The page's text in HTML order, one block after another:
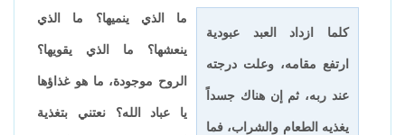
كلما ازداد العبد عبودية
ارتفع مقامه، وعلت درجته
عند ربه، ثم إن هناك جسداً
يغذيه الطعام والشراب، فما
ما الذي ينميها؟ ما الذي
ينعشها؟ ما الذي يقويها؟
الروح موجودة، ما هو غذاؤها
يا عباد الله؟ نعتني بتغذية